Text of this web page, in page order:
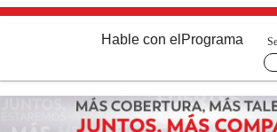
Hable con el Programa